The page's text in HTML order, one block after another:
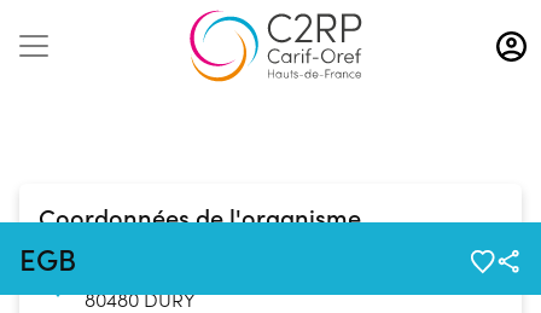
Aller
au
contenu
EGB
Coordonnées de l'organisme
80480 DURY